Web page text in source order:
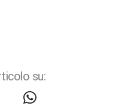
su: